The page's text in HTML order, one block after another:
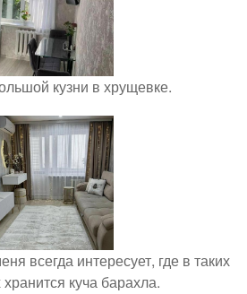
кузни в хрущевке.
всегда интересует, где в таких
хранится куча барахла.